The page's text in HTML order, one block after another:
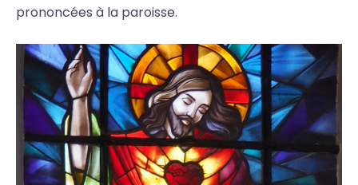
prononcées à la paroisse.